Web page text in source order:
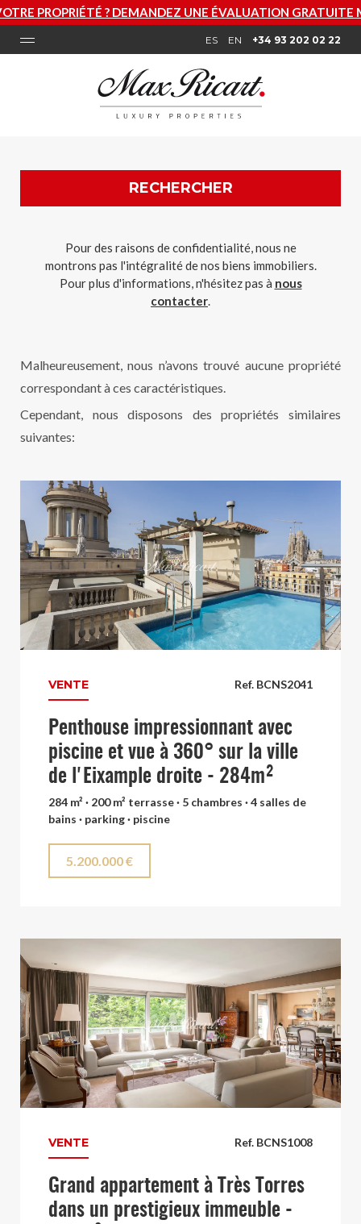
? DEMANDEZ UNE ÉVALUATION GRATUITE MAINTENANT
ES EN +34 93 202 02 22
RECHERCHER
Pour des raisons de confidentialité, nous ne
montrons pas l'intégralité de nos biens immobiliers.
Pour plus d'informations, n'hésitez pas à nous
contacter.
Malheureusement, nous n’avons trouvé aucune propriété
correspondant à ces caractéristiques.
Cependant, nous disposons des propriétés similaires
suivantes:
Ref. BCNS2041
VENTE
Penthouse impressionnant avec
piscine et vue à 360° sur la ville
de l'Eixample droite - 284m²
284 m² · 200 m² terrasse · 5 chambres · 4 salles de
bains · parking · piscine
5.200.000 €
Ref. BCNS1008
VENTE
Grand appartement à Très Torres
dans un prestigieux immeuble -